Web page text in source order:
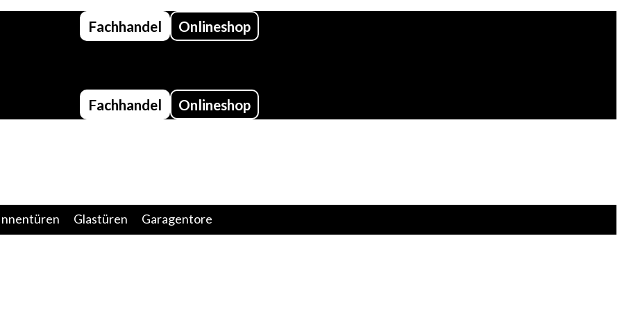
Fachhandel Onlineshop
Fachhandel Onlineshop
Glastüren Garagentore